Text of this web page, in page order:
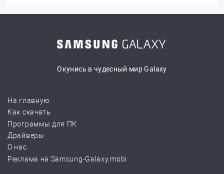
Окунись в чудесный мир Galaxy
На главную
Как скачать
Программы для ПК
Драйверы
О нас
Реклама на Samsung-Galaxy.mobi